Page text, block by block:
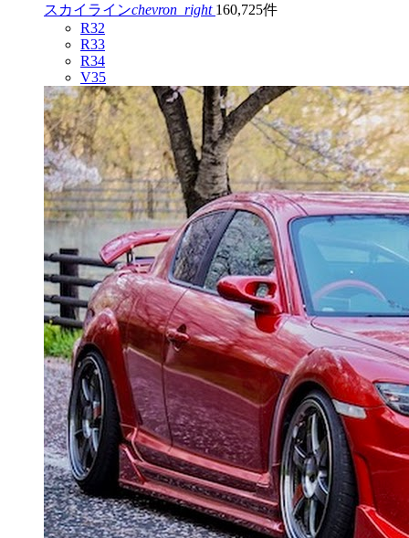
スカイラインchevron_right 160,725件
R32
R33
R34
V35